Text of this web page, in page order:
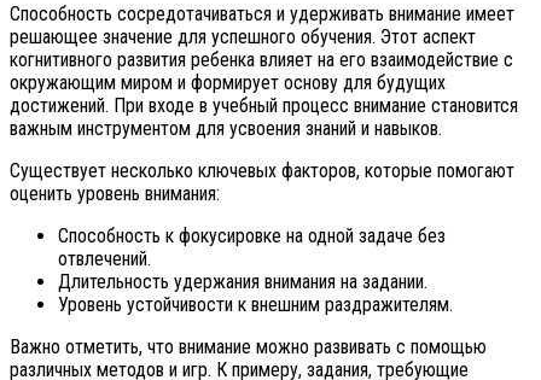
Способность сосредотачиваться и удерживать внимание имеет
решающее значение для успешного обучения. Этот аспект
когнитивного развития ребенка влияет на его взаимодействие с
окружающим миром и формирует основу для будущих
достижений. При входе в учебный процесс внимание становится
важным инструментом для усвоения знаний и навыков.
Существует несколько ключевых факторов, которые помогают
оценить уровень внимания:
Способность к фокусировке на одной задаче без
отвлечений.
Длительность удержания внимания на задании.
Уровень устойчивости к внешним раздражителям.
Важно отметить, что внимание можно развивать с помощью
различных методов и игр. К примеру, задания, требующие